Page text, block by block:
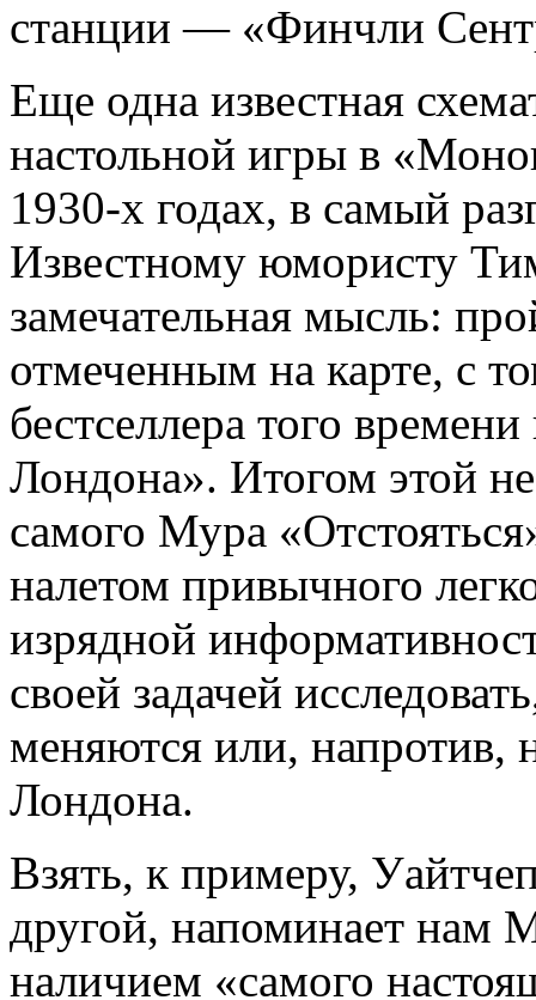
станции — «Финчли
Еще одна известная
настольной игры в
1930-х годах, в самый
Известному юмористу
замечательная мысль:
отмеченным на карте, с
бестселлера того
Лондона». Итогом этой
самого Мура
налетом привычного
изрядной
своей задачей
меняются или, напротив,
Лондона.
Взять, к примеру,
другой, напоминает нам
наличием «самого